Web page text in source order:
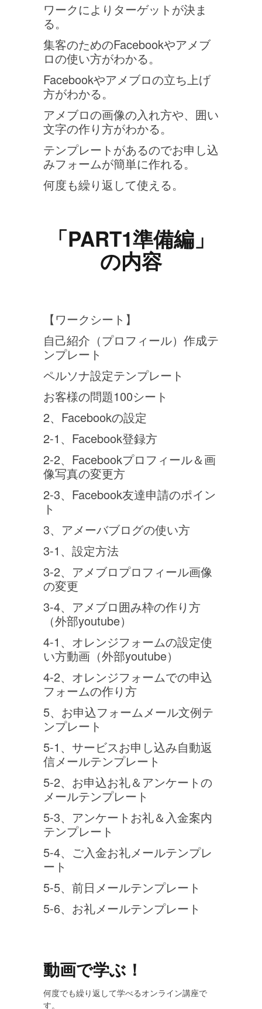
ワークによりターゲットが決ま
る。
集客のためのFacebookやアメブ
ロの使い方がわかる。
Facebookやアメブロの立ち上げ
方がわかる。
アメブロの画像の入れ方や、囲い
文字の作り方がわかる。
テンプレートがあるのでお申し込
みフォームが簡単に作れる。
何度も繰り返して使える。
「PART1準備編」
の内容
【ワークシート】
自己紹介（プロフィール）作成テ
ンプレート
ペルソナ設定テンプレート
お客様の問題100シート
2、Facebookの設定
2-1、Facebook登録方
2-2、Facebookプロフィール＆画
像写真の変更方
2-3、Facebook友達申請のポイン
ト
3、アメーバブログの使い方
3-1、設定方法
3-2、アメブロプロフィール画像
の変更
3-4、アメブロ囲み枠の作り方
（外部youtube）
4-1、オレンジフォームの設定使
い方動画（外部youtube）
4-2、オレンジフォームでの申込
フォームの作り方
5、お申込フォームメール文例テ
ンプレート
5-1、サービスお申し込み自動返
信メールテンプレート
5-2、お申込お礼＆アンケートの
メールテンプレート
5-3、アンケートお礼＆入金案内
テンプレート
5-4、ご入金お礼メールテンプレ
ート
5-5、前日メールテンプレート
5-6、お礼メールテンプレート
動画で学ぶ！
何度でも繰り返して学べるオンライン講座で
す。